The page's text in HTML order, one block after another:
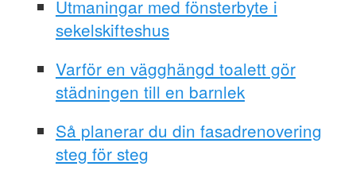
Utmaningar med fönsterbyte i
sekelskifteshus
Varför en vägghängd toalett gör
städningen till en barnlek
Så planerar du din fasadrenovering
steg för steg